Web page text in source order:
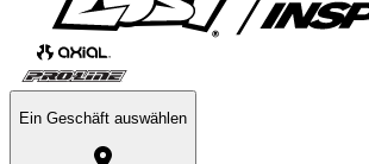
Ein Geschäft auswählen